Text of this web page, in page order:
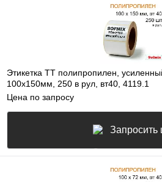
Этикетка ТТ полипропилен,
100х150мм, 250 в рул, вт40, 4119.1
Цена по запросу
Запросить